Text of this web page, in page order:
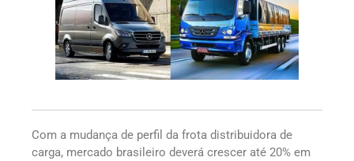
Com a mudança de perfil da frota distribuidora de
carga, mercado brasileiro deverá crescer até 20% em